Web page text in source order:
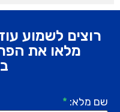
רוצים לשמוע
מלאו את
שם מלא: *